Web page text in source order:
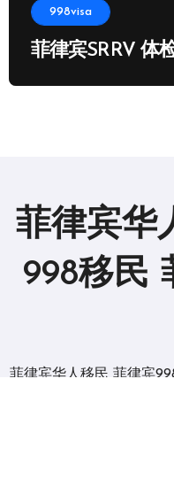
998visa
菲律宾SRRV 体
菲律宾华
998移民
菲律宾华人移民 菲律宾